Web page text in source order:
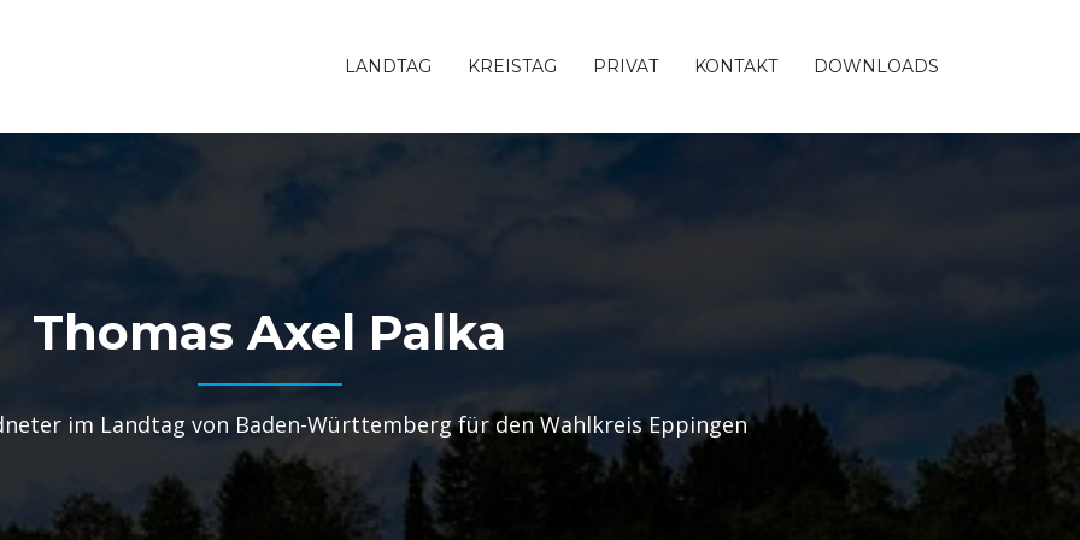
LANDTAG KREISTAG PRIVAT KONTAKT DOWNLOADS
Thomas Axel Palka
im Landtag von Baden-Württemberg für den Wahlkreis Eppingen